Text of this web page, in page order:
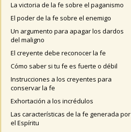
La victoria de la fe sobre el paganismo
El poder de la fe sobre el enemigo
Un argumento para apagar los dardos
del maligno
El creyente debe reconocer la fe
Cómo saber si tu fe es fuerte o débil
Instrucciones a los creyentes para
conservar la fe
Exhortación a los incrédulos
Las características de la fe generada por
el Espíritu